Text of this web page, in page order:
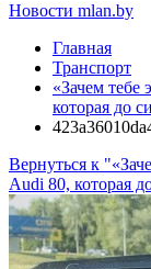
Новости mlan.by
Главная
Транспорт
«Зачем тебе
которая до
Вернуться к
Audi 80, которая